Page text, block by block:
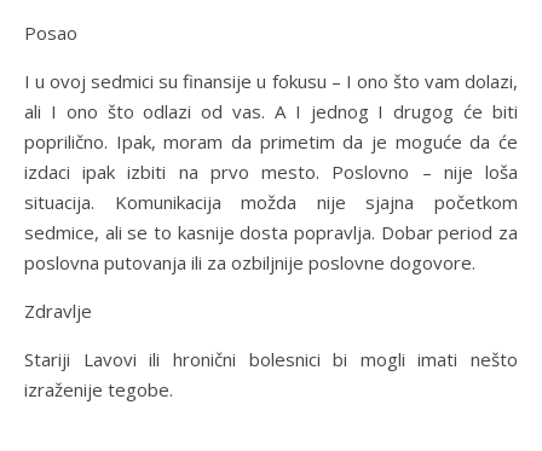
Posao
I u ovoj sedmici su finansije u fokusu – I ono što vam dolazi,
ali I ono što odlazi od vas. A I jednog I drugog će biti
poprilično. Ipak, moram da primetim da je moguće da će
izdaci ipak izbiti na prvo mesto. Poslovno – nije loša
situacija. Komunikacija možda nije sjajna početkom
sedmice, ali se to kasnije dosta popravlja. Dobar period za
poslovna putovanja ili za ozbiljnije poslovne dogovore.
Zdravlje
Stariji Lavovi ili hronični bolesnici bi mogli imati nešto
izraženije tegobe.